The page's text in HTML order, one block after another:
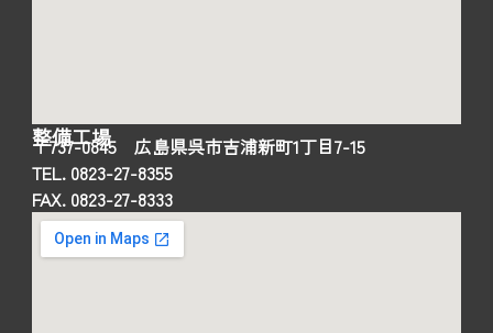
整備工場
〒737-0845 広島県呉市吉浦新町1丁目7-15
TEL. 0823-27-8355
FAX. 0823-27-8333